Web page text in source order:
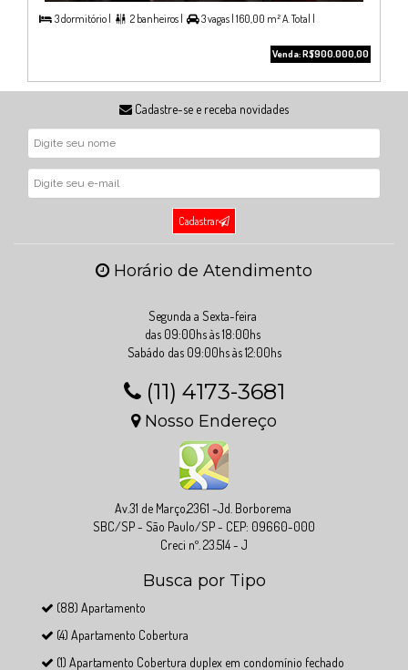
 3 dormitório |  2 banheiros | 3 vagas | 160,00 m² A. Total |
Venda: R$900.000,00
Cadastre-se e receba novidades
Cadastrar
Horário de Atendimento
Segunda a Sexta-feira
das 09:00hs às 18:00hs
Sabádo das 09:00hs às 12:00hs
(11) 4173-3681
Nosso Endereço
Av.31 de Março,2361 -Jd. Borborema
SBC/SP - São Paulo/SP - CEP: 09660-000
Creci nº. 23.514 - J
Busca por Tipo
(88) Apartamento
(4) Apartamento Cobertura
(1) Apartamento Cobertura duplex em condomínio fechado